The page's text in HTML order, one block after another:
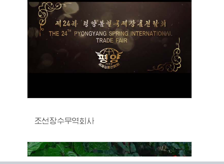
조선장수무역회사